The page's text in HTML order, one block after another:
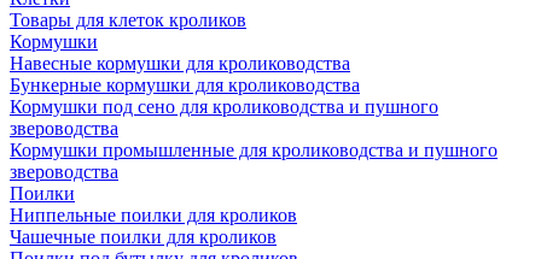
Товары для клеток кроликов
Кормушки
Навесные кормушки для кролиководства
Бункерные кормушки для кролиководства
Кормушки под сено для кролиководства и пушного
звероводства
Кормушки промышленные для кролиководства и пушного
звероводства
Поилки
Ниппельные поилки для кроликов
Чашечные поилки для кроликов